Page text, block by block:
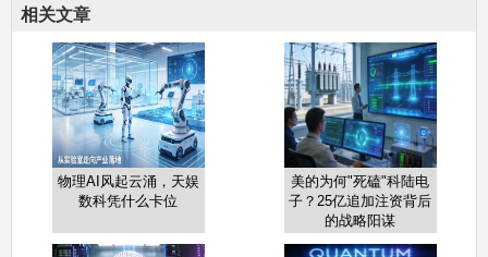
相关文章
物理AI风起云涌，天娱
数科凭什么卡位
美的为何"死磕"科陆电
子？25亿追加注资背后
的战略阳谋